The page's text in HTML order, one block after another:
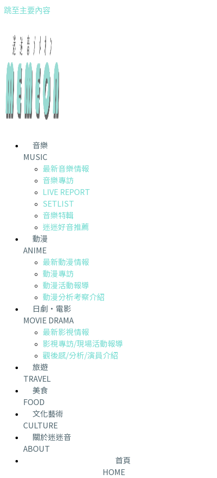
跳至主要內容
音樂
MUSIC
最新音樂情報
音樂專訪
LIVE REPORT
SETLIST
音樂特輯
迷迷好音推薦
動漫
ANIME
最新動漫情報
動漫專訪
動漫活動報導
動漫分析考察介紹
日劇・電影
MOVIE DRAMA
最新影視情報
影視專訪/現場活動報導
觀後感/分析/演員介紹
旅遊
TRAVEL
美食
FOOD
文化藝術
CULTURE
關於迷迷音
ABOUT
首頁
HOME